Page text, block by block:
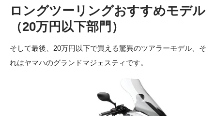
ロングツーリングおすすめモデル
（20万円以下部門）
そして最後、20万円以下で買える驚異のツアラーモデル、そ
れはヤマハのグランドマジェスティです。